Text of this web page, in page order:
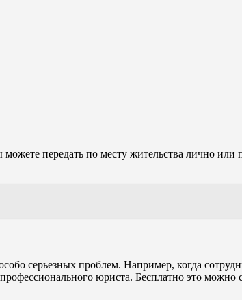
передать по месту жительства лично или
серьезных проблем. Например, когда
юриста. Бесплатно это можно